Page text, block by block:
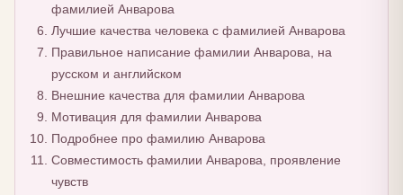
фамилией Анварова
Лучшие качества человека с фамилией Анварова
Правильное написание фамилии Анварова, на
русском и английском
Внешние качества для фамилии Анварова
Мотивация для фамилии Анварова
Подробнее про фамилию Анварова
Совместимость фамилии Анварова, проявление
чувств